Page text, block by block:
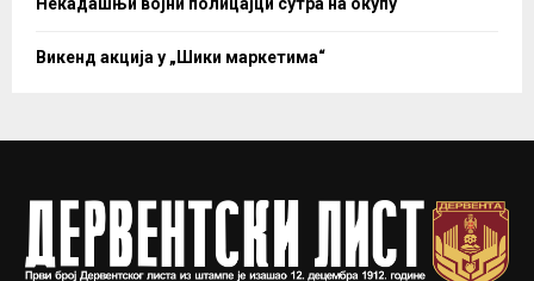
Викенд акција у „Шики маркетима“